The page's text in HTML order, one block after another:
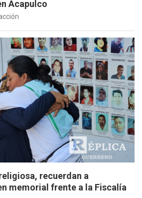
Acapulco
recuerdan a
memorial frente a la Fiscalía